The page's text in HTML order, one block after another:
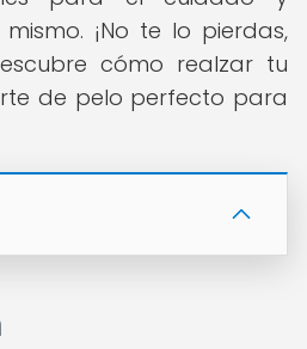
¡No te lo pierdas,
cómo realzar tu
de pelo perfecto para